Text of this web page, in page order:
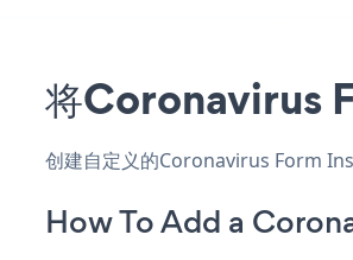
将Coronavirus
创建自定义的Coronavirus Form
How To Add a